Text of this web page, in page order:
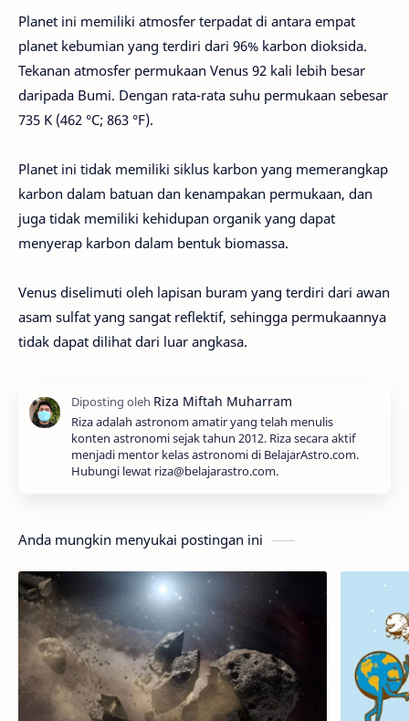
Planet ini memiliki atmosfer terpadat di antara empat
planet kebumian yang terdiri dari 96% karbon dioksida.
Tekanan atmosfer permukaan Venus 92 kali lebih besar
daripada Bumi. Dengan rata-rata suhu permukaan sebesar
735 K (462 °C; 863 °F).
Planet ini tidak memiliki siklus karbon yang memerangkap
karbon dalam batuan dan kenampakan permukaan, dan
juga tidak memiliki kehidupan organik yang dapat
menyerap karbon dalam bentuk biomassa.
Venus diselimuti oleh lapisan buram yang terdiri dari awan
asam sulfat yang sangat reflektif, sehingga permukaannya
tidak dapat dilihat dari luar angkasa.
Riza adalah astronom amatir yang telah menulis
konten astronomi sejak tahun 2012. Riza secara aktif
menjadi mentor kelas astronomi di BelajarAstro.com.
Hubungi lewat riza@belajarastro.com.
Anda mungkin menyukai postingan ini